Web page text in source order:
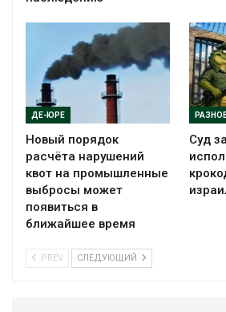
ДЕ-ЮРЕ
Новый порядок
расчёта нарушений
квот на промышленные
выбросы может
появиться в
ближайшее время
Суд
PREV СЛЕДУЮЩИЙ